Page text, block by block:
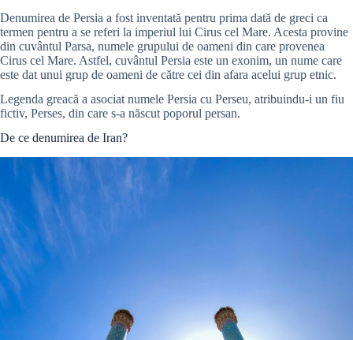
Denumirea de Persia a fost inventată pentru prima dată de greci ca
termen pentru a se referi la imperiul lui Cirus cel Mare. Acesta provine
din cuvântul Parsa, numele grupului de oameni din care provenea
Cirus cel Mare. Astfel, cuvântul Persia este un exonim, un nume care
este dat unui grup de oameni de către cei din afara acelui grup etnic.
Legenda greacă a asociat numele Persia cu Perseu, atribuindu-i un fiu
fictiv, Perses, din care s-a născut poporul persan.
De ce denumirea de Iran?